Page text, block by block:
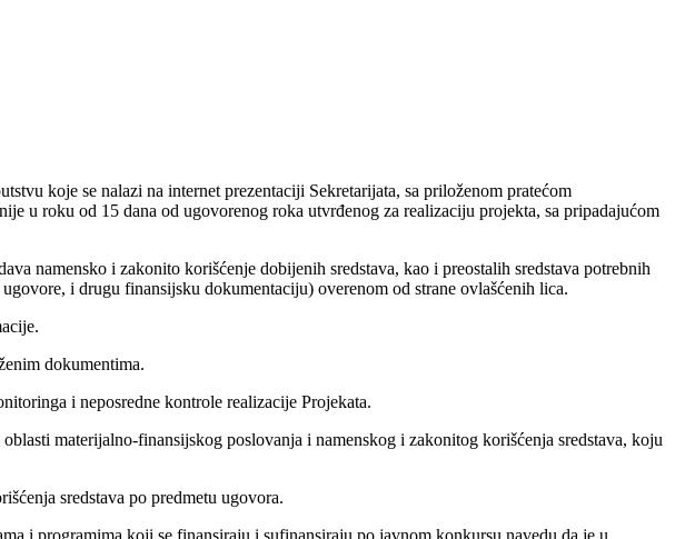
koje se nalazi na internet prezentaciji Sekretarijata, sa priloženom pratećom
u roku od 15 dana od ugovorenog roka utvrđenog za realizaciju projekta, sa pripadajućom
namensko i zakonito korišćenje dobijenih sredstava, kao i preostalih sredstava potrebnih
i drugu finansijsku dokumentaciju) overenom od strane ovlašćenih lica.
dokumentima.
i neposredne kontrole realizacije Projekata.
materijalno-finansijskog poslovanja i namenskog i zakonitog korišćenja sredstava, koju
sredstava po predmetu ugovora.
i programima koji se finansiraju i sufinansiraju po javnom konkursu navedu da je u